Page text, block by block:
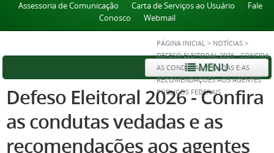
Assessoria de Comunicação Carta de Serviços ao Usuário
Fale
Conosco
Webmail
PÁGINA INICIAL > NOTÍCIAS >
DEFESO ELEITORAL 2026 - CONFIRA
AS CONDUTAS VEDADAS E AS
RECOMENDAÇÕES AOS AGENTES
PÚBLICOS FEDERAIS
MENU
Defeso Eleitoral 2026 - Confira
as condutas vedadas e as
recomendações aos agentes